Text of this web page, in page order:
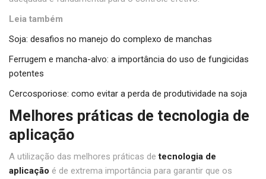
Leia também
Soja: desafios no manejo do complexo de manchas
Ferrugem e mancha-alvo: a importância do uso de fungicidas
potentes
Cercosporiose: como evitar a perda de produtividade na soja
Melhores práticas de tecnologia de
aplicação
A utilização das melhores práticas detecnologia de
aplicação é de extrema importância para garantir que os